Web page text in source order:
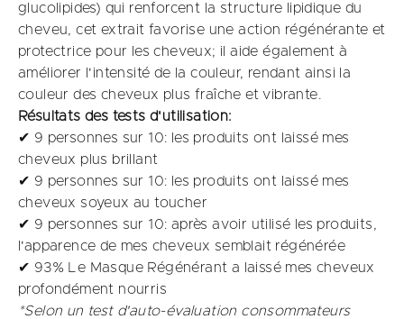
glucolipides) qui renforcent la structure lipidique du
cheveu, cet extrait favorise une action régénérante et
protectrice pour les cheveux; il aide également à
améliorer l'intensité de la couleur, rendant ainsi la
couleur des cheveux plus fraîche et vibrante.
Résultats des tests d'utilisation:
✔ 9 personnes sur 10: les produits ont laissé mes
cheveux plus brillant​
✔ 9 personnes sur 10: les produits ont laissé mes
cheveux soyeux au toucher
✔ 9 personnes sur 10: après avoir utilisé les produits,
l'apparence de mes cheveux semblait régénérée​
✔ 93% Le Masque Régénérant a laissé mes cheveux
profondément nourris​
*Selon un test d'auto-évaluation consommateurs